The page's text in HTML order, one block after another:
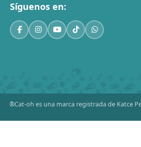
Síguenos en:
®Cat-oh es una marca registrada de Katce